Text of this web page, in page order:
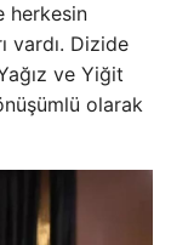
herkesin
vardı. Dizide
ve Yiğit
olarak